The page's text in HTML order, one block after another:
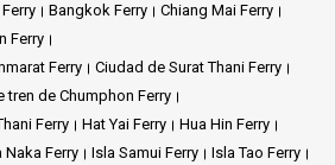
Bangkok Ferry
Chiang Mai Ferry
Ferry
Ferry
Ciudad de Surat Thani Ferry
tren de Chumphon Ferry
Ferry
Hat Yai Ferry
Hua Hin Ferry
Naka Ferry Isla Samui Ferry
Isla Tao Ferry